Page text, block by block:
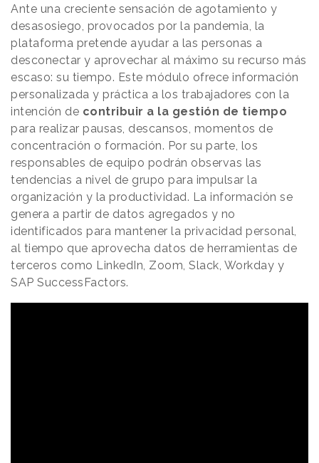
Ante una creciente sensación de agotamiento y
desasosiego, provocados por la pandemia, la
plataforma pretende ayudar a las personas a
desconectar y aprovechar al máximo su recurso más
escaso: su tiempo. Este módulo ofrece información
personalizada y práctica a los trabajadores con la
intención de contribuir a la gestión de tiempo
para realizar pausas, descansos, momentos de
concentración o formación. Por su parte, los
responsables de equipo podrán observas las
tendencias a nivel de grupo para impulsar la
organización y la productividad. La información se
genera a partir de datos agregados y no
identificados para mantener la privacidad personal,
al tiempo que aprovecha datos de herramientas de
terceros como LinkedIn, Zoom, Slack, Workday y
SAP SuccessFactors.